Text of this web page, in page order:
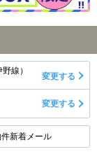
線）
変更する
変更する
件新着メール